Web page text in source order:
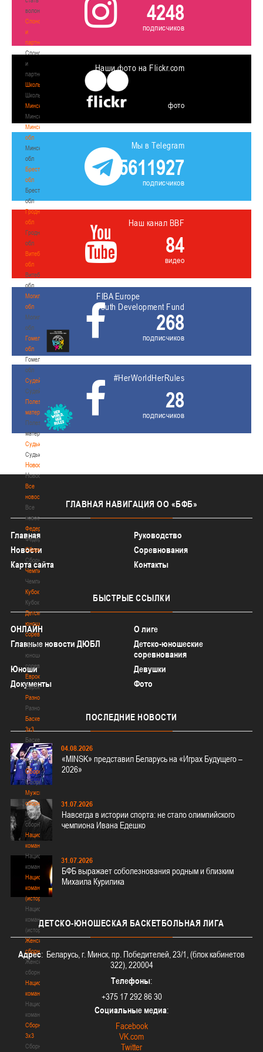
волонтером
Спонсоры
и
партнеры
Спонсоры
и
партнеры
Школы
Школы
Минск
Минск
Минская
обл
Минская
обл
Брестская
обл
Брестская
обл
Гродненская
обл
Гродненская
обл
Витебская
обл
Витебская
обл
Могилевская
обл
Могилевская
обл
Гомельская
обл
Гомельская
обл
Судейство
Судейство
Полезные
материалы
Полезные
материалы
Судьи
Судьи
Новости
Новости
Все
новости
Все
новости
Федерация
Федерация
Сборные
Сборные
Чемпионат
Чемпионат
Кубок
Кубок
Детско-
юношеские
соревнования
Детско-
юношеские
соревнования
Еврокубки
Еврокубки
Разное
Разное
Баскетбол
3х3
Баскетбол
3х3
Лого[modid=121]
Сборные
Сборные
Мужские
сборные
Мужские
сборные
Национальная
команда
Национальная
команда
Национальная
команда
(история)
Национальная
команда
(история)
Женские
сборные
Женские
сборные
Национальная
команда
Национальная
команда
Сборные
3х3
Сборные
4248
подписчиков
Наши фото на Flickr.com
фото
Мы в Telegram
5611927
подписчиков
Наш канал BBF
84
видео
FIBA Europe
Youth Development Fund
268
подписчиков
#HerWorldHerRules
28
подписчиков
ГЛАВНАЯ НАВИГАЦИЯ ОО «БФБ»
Главная
Руководство
Новости
Соревнования
Карта сайта
Контакты
БЫСТРЫЕ ССЫЛКИ
ОНЛАЙН
О лиге
Главные новости ДЮБЛ
Детско-юношеские
соревнования
Юноши
Девушки
Документы
Фото
ПОСЛЕДНИЕ НОВОСТИ
04.08.2026
«MINSK» представил Беларусь на «Играх Будущего –
2026»
31.07.2026
Навсегда в истории спорта: не стало олимпийского
чемпиона Ивана Едешко
31.07.2026
БФБ выражает соболезнования родным и близким
Михаила Курилика
ДЕТСКО-ЮНОШЕСКАЯ БАСКЕТБОЛЬНАЯ ЛИГА
Адрес: Беларусь, г. Минск, пр. Победителей, 23/1, (блок кабинетов
322), 220004
Телефоны:
+375 17 292 86 30
Социальные медиа:
Facebook
VK.com
Twitter